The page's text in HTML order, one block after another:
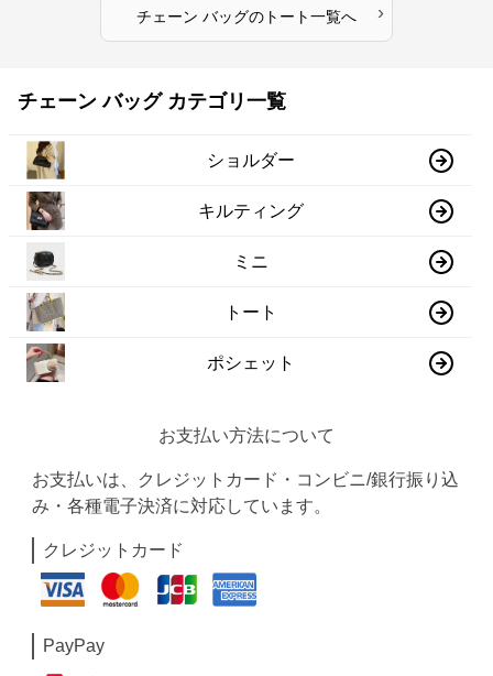
チェーン バッグのトート一覧へ ›
チェーン バッグ カテゴリ一覧
ショルダー
キルティング
ミニ
トート
ポシェット
お支払い方法について
お支払いは、クレジットカード・コンビニ/銀行振り込
み・各種電子決済に対応しています。
クレジットカード
PayPay